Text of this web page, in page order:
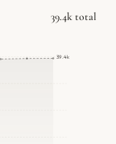
39.4k total
39.4k